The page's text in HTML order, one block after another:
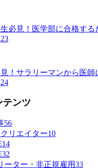
必見！医学部に合格する
！サラリーマンから医師
テンツ
56
リエイター10
14
32
ーター・非正規雇用33